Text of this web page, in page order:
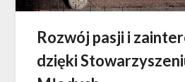
Rozwój pasji i
dzięki